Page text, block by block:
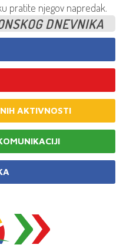
pratite njegov napredak.
DNEVNIKA
AKTIVNOSTI